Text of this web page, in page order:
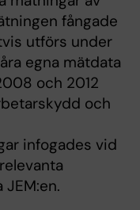
fångade
utförs under
egna mätdata
och 2012
och
infogades vid